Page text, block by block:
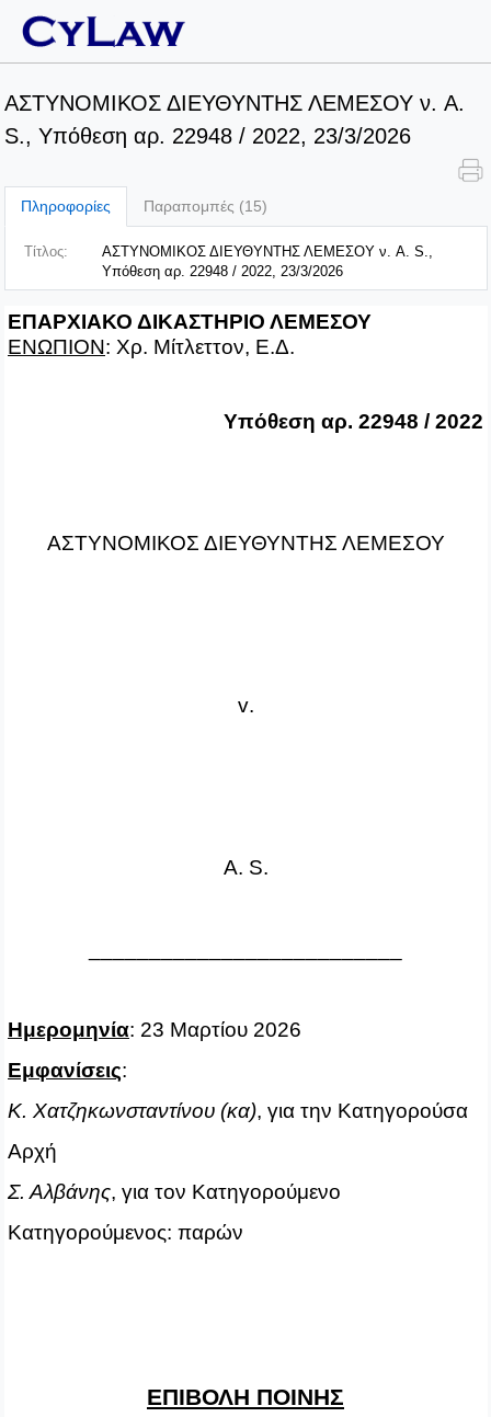
ΑΣΤΥΝΟΜΙΚΟΣ ΔΙΕΥΘΥΝΤΗΣ ΛΕΜΕΣΟΥ ν. A.
S., Υπόθεση αρ. 22948 / 2022, 23/3/2026
Πληροφορίες Παραπομπές (15)
Τίτλος:
ΑΣΤΥΝΟΜΙΚΟΣ ΔΙΕΥΘΥΝΤΗΣ ΛΕΜΕΣΟΥ ν. A. S.,
Υπόθεση αρ. 22948 / 2022, 23/3/2026
ΕΠΑΡΧΙΑΚΟ ΔΙΚΑΣΤΗΡΙΟ ΛΕΜΕΣΟΥ
ΕΝΩΠΙΟΝ: Χρ. Μίτλεττον, Ε.Δ.
Υπόθεση αρ. 22948 / 2022
ΑΣΤΥΝΟΜΙΚΟΣ ΔΙΕΥΘΥΝΤΗΣ ΛΕΜΕΣΟΥ
v.
A. S.
Ημερομηνία: 23 Μαρτίου 2026
Εμφανίσεις:
Κ. Χατζηκωνσταντίνου (κα), για την Κατηγορούσα
Αρχή
Σ. Αλβάνης, για τον Κατηγορούμενο
Κατηγορούμενος: παρών
ΕΠΙΒΟΛΗ ΠΟΙΝΗΣ